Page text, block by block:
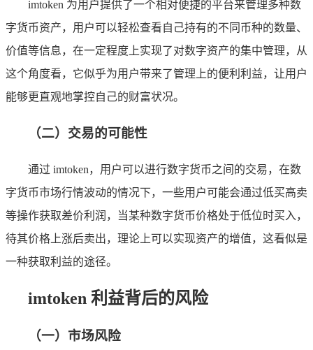
imtoken 为用户提供了一个相对便捷的平台来管理多种数
字货币资产，用户可以轻松查看自己持有的不同币种的数量、
价值等信息，在一定程度上实现了对数字资产的集中管理，从
这个角度看，它似乎为用户带来了管理上的便利利益，让用户
能够更直观地掌控自己的财富状况。
（二）交易的可能性
通过 imtoken，用户可以进行数字货币之间的交易，在数
字货币市场行情波动的情况下，一些用户可能会通过低买高卖
等操作获取差价利润，当某种数字货币价格处于低位时买入，
待其价格上涨后卖出，理论上可以实现资产的增值，这看似是
一种获取利益的途径。
imtoken 利益背后的风险
（一）市场风险